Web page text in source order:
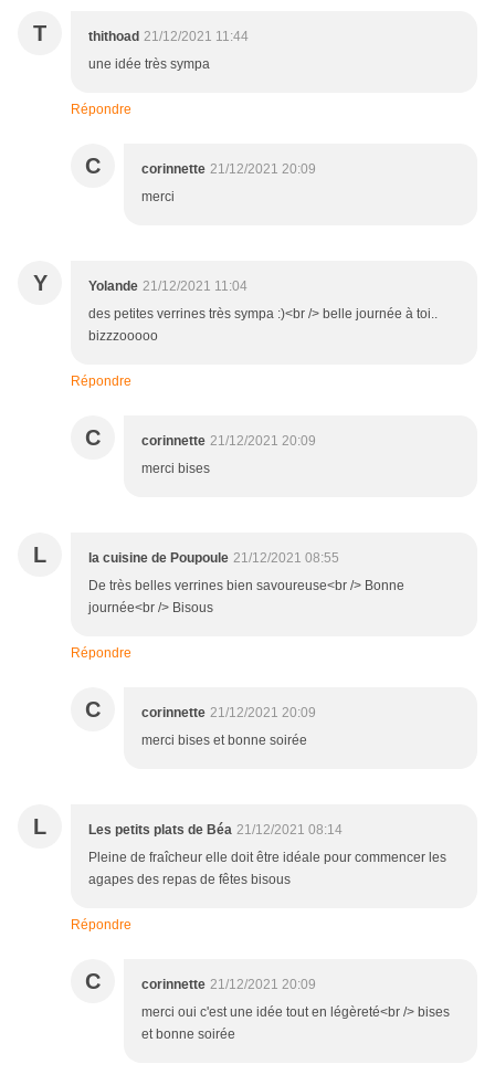
T thithoad 21/12/2021 11:44
une idée très sympa
Répondre
C corinnette 21/12/2021 20:09
merci
Y Yolande 21/12/2021 11:04
des petites verrines très sympa :)<br /> belle journée à toi..
bizzzooooo
Répondre
C corinnette 21/12/2021 20:09
merci bises
L la cuisine de Poupoule 21/12/2021 08:55
De très belles verrines bien savoureuse<br /> Bonne
journée<br /> Bisous
Répondre
C corinnette 21/12/2021 20:09
merci bises et bonne soirée
L Les petits plats de Béa 21/12/2021 08:14
Pleine de fraîcheur elle doit être idéale pour commencer les
agapes des repas de fêtes bisous
Répondre
C corinnette 21/12/2021 20:09
merci oui c'est une idée tout en légèreté<br /> bises
et bonne soirée